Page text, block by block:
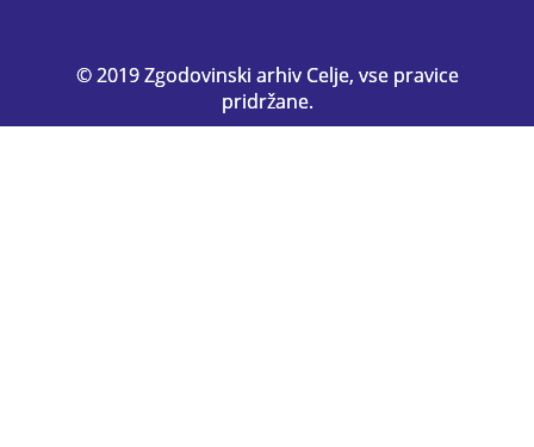
© 2019 Zgodovinski arhiv Celje, vse pravice
pridržane.